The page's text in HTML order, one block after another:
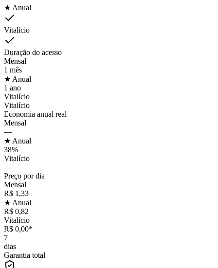
★ Anual
Vitalício
Duração do acesso
Mensal
1 mês
★ Anual
1 ano
Vitalício
Vitalício
Economia anual real
Mensal
—
★ Anual
38%
Vitalício
—
Preço por dia
Mensal
R$ 1,33
★ Anual
R$ 0,82
Vitalício
R$ 0,00*
7
dias
Garantia total